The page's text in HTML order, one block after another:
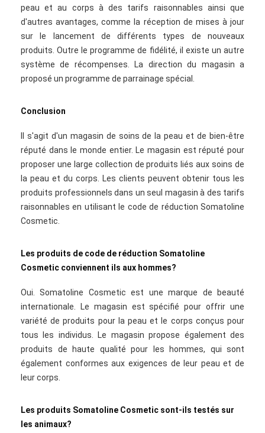
peau et au corps à des tarifs raisonnables ainsi que
d'autres avantages, comme la réception de mises à jour
sur le lancement de différents types de nouveaux
produits. Outre le programme de fidélité, il existe un autre
système de récompenses. La direction du magasin a
proposé un programme de parrainage spécial.
Conclusion
Il s'agit d'un magasin de soins de la peau et de bien-être
réputé dans le monde entier. Le magasin est réputé pour
proposer une large collection de produits liés aux soins de
la peau et du corps. Les clients peuvent obtenir tous les
produits professionnels dans un seul magasin à des tarifs
raisonnables en utilisant le code de réduction Somatoline
Cosmetic.
Les produits de code de réduction Somatoline
Cosmetic conviennent ils aux hommes?
Oui. Somatoline Cosmetic est une marque de beauté
internationale. Le magasin est spécifié pour offrir une
variété de produits pour la peau et le corps conçus pour
tous les individus. Le magasin propose également des
produits de haute qualité pour les hommes, qui sont
également conformes aux exigences de leur peau et de
leur corps.
Les produits Somatoline Cosmetic sont-ils testés sur
les animaux?